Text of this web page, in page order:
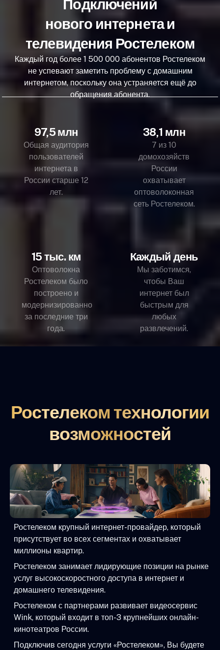
Подключений
нового интернета и
телевидения Ростелеком
Каждый год более 1 500 000 абонентов Ростелеком
не успевают заметить проблему с домашним
интернетом, поскольку она устраняется ещё до
обращения абонента.
97,5 млн
Общая аудитория
пользователей
интернета в
России старше 12
лет.
38,1 млн
7 из 10
домохозяйств
России
охватывает
оптоволоконная
сеть Ростелеком.
15 тыс. км
Оптоволокна
Ростелеком было
построено и
модернизированно
за последние три
года.
Каждый день
Мы заботимся,
чтобы Ваш
интернет был
быстрым для
любых
развлечений.
Ростелеком технологии
возможностей
Ростелеком крупный интернет-провайдер, который
присутствует во всех сегментах и охватывает
миллионы квартир.
Ростелеком занимает лидирующие позиции на рынке
услуг высокоскоростного доступа в интернет и
домашнего телевидения.
Ростелеком с партнерами развивает видеосервис
Wink, который входит в топ-3 крупнейших онлайн-
кинотеатров России.
Подключив сегодня услуги «Ростелеком», Вы будете